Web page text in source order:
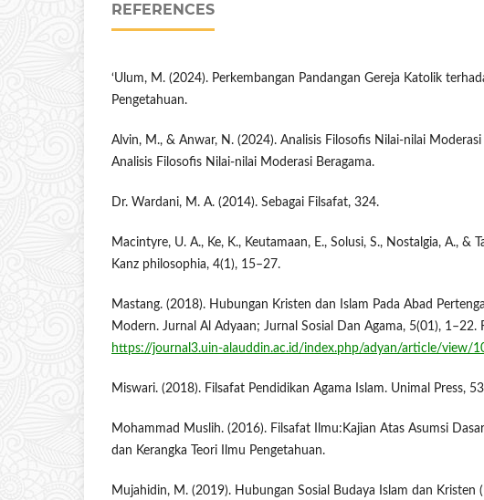
REFERENCES
‘Ulum, M. (2024). Perkembangan Pandangan Gereja Katolik
Pengetahuan.
Alvin, M., & Anwar, N. (2024). Analisis Filosofis Nilai-nilai Moderasi
Analisis Filosofis Nilai-nilai Moderasi Beragama.
Dr. Wardani, M. A. (2014). Sebagai Filsafat, 324.
Macintyre, U. A., Ke, K., Keutamaan, E., Solusi, S., Nostalgia, A., &
Kanz philosophia, 4(1), 15–27.
Mastang. (2018). Hubungan Kristen dan Islam Pada Abad
Modern. Jurnal Al Adyaan; Jurnal Sosial Dan Agama, 5(01), 1–22.
https://journal3.uin-alauddin.ac.id/index.php/adyan/article/view/
Miswari. (2018). Filsafat Pendidikan Agama Islam. Unimal Press,
Mohammad Muslih. (2016). Filsafat Ilmu:Kajian Atas Asumsi
dan Kerangka Teori Ilmu Pengetahuan.
Mujahidin, M. (2019). Hubungan Sosial Budaya Islam dan Kristen